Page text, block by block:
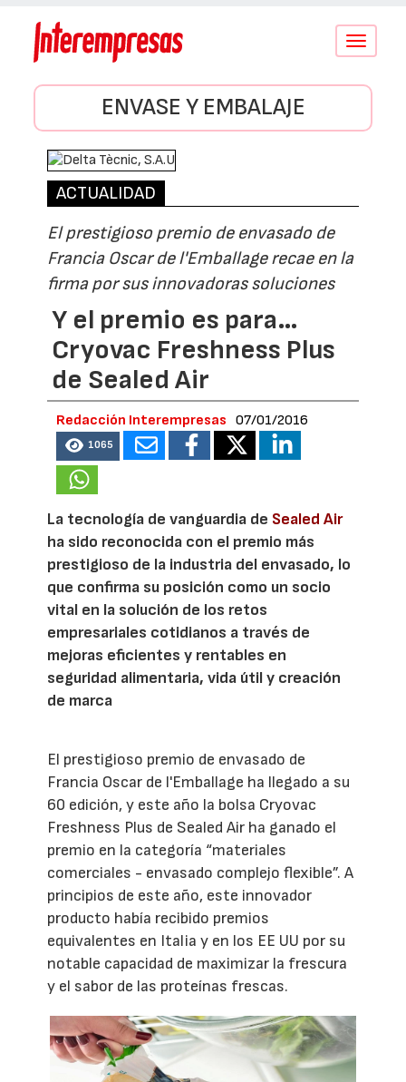
Conmutar
ENVASE Y EMBALAJE
ACTUALIDAD
El prestigioso premio de envasado de
Francia Oscar de l'Emballage recae en la
firma por sus innovadoras soluciones
Y el premio es para…
Cryovac Freshness Plus
de Sealed Air
Redacción Interempresas 07/01/2016
1065
La tecnología de vanguardia de Sealed Air
ha sido reconocida con el premio más
prestigioso de la industria del envasado, lo
que confirma su posición como un socio
vital en la solución de los retos
empresariales cotidianos a través de
mejoras eficientes y rentables en
seguridad alimentaria, vida útil y creación
de marca
El prestigioso premio de envasado de
Francia Oscar de l'Emballage ha llegado a su
60 edición, y este año la bolsa Cryovac
Freshness Plus de Sealed Air ha ganado el
premio en la categoría “materiales
comerciales - envasado complejo flexible”. A
principios de este año, este innovador
producto había recibido premios
equivalentes en Italia y en los EE UU por su
notable capacidad de maximizar la frescura
y el sabor de las proteínas frescas.